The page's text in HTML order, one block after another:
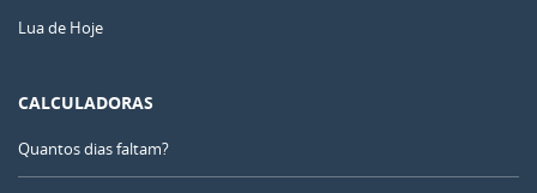
Lua de Hoje
CALCULADORAS
Quantos dias faltam?